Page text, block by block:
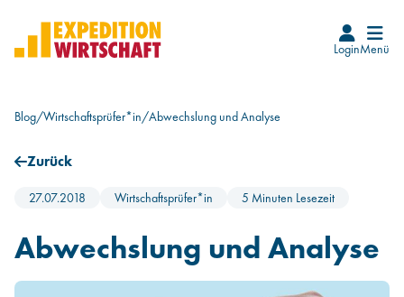
LoginMenü
Blog
Blog/Wirtschaftsprüfer*in/Abwechslung und Analyse
Zurück
27.07.2018 Wirtschaftsprüfer*in 5 Minuten Lesezeit
Abwechslung und Analyse